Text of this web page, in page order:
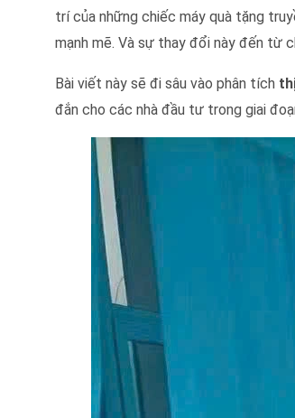
trí của những chiếc máy quà tặng
mạnh mẽ. Và sự thay đổi này đến từ
Bài viết này sẽ đi sâu vào phân tích
đắn cho các nhà đầu tư trong giai